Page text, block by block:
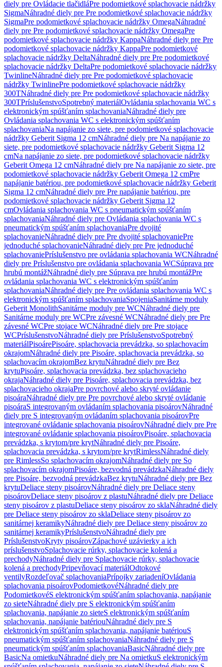
diely pre Ovládacie tlačidláPre podomietkové splachovacie nádržky
SigmaNáhradné diely pre Pre podomietkové splachovacie nádržky
SigmaPre podomietkové splachovacie nádržky OmegaNáhradné
diely pre Pre podomietkové splachovacie nádržky OmegaPre
podomietkové splachovacie nádržky KappaNáhradné diely pre Pre
podomietkové splachovacie nádržky KappaPre podomietkové
splachovacie nádržky DeltaNáhradné diely pre Pre podomietkové
splachovacie nádržky DeltaPre podomietkové splachovacie nádržky
TwinlineNáhradné diely pre Pre podomietkové splachovacie
nádržky TwinlinePre podomietkové splachovacie nádržky
300TNáhradné diely pre Pre podomietkové splachovacie nádržky
300TPríslušenstvoSpotrebný materiálOvládania splachovania WC s
elektronickým spúšťaním splachovaniaNáhradné diely pre
Ovládania splachovania WC s elektronickým spúšťaním
splachovaniaNa napájanie zo siete, pre podomietkové splachovacie
nádržky Geberit Sigma 12 cmNáhradné diely pre Na napájanie zo
siete, pre podomietkové splachovacie nádržky Geberit Sigma 12
cmNa napájanie zo siete, pre podomietkové splachovacie nádržky
Geberit Omega 12 cmNáhradné diely pre Na napájanie zo siete, pre
podomietkové splachovacie nádržky Geberit Omega 12 cmPre
napájanie batériou, pre podomietkové splachovacie nádržky Geberit
Sigma 12 cmNáhradné diely pre Pre napájanie batériou, pre
podomietkové splachovacie nádržky Geberit Sigma 12
cmOvládania splachovania WC s pneumatickým spúšťaním
splachovaniaNáhradné diely pre Ovládania splachovania WC s
pneumatickým spúšťaním splachovaniaPre dvojité
splachovanieNáhradné diely pre Pre dvojité splachovaniePre
jednoduché splachovanieNáhradné diely pre Pre jednoduché
splachovaniePríslušenstvo pre ovládania splachovania WCNáhradné
diely pre Príslušenstvo pre ovládania splachovania WCSúprava pre
hrubú montážNáhradné diely pre Súprava pre hrubú montážPre
ovládania splachovania WC s elektronickým spúšťaním
splachovaniaNáhradné diely pre Pre ovládania splachovania WC s
elektronickým spúšťaním splachovaniaSpojeniaSanitárne moduly
Geberit MonolithSanitárne moduly pre WCNáhradné diely pre
Sanitárne moduly pre WCPre závesné WCNáhradné diely pre Pre
závesné WCPre stojace WCNáhradné diely pre Pre stojace
WCPríslušenstvoNáhradné diely pre PríslušenstvoSpotrebný
materiálPisoárePisoáre, splachovacia prevádzka, so splachovacím
okrajomNáhradné diely pre Pisoáre, splachovacia prevádzka, so
splachovacím okrajomBez krytuNáhradné diely pre Bez
krytuPisoáre, splachovacia prevádzka, bez splachovacieho
okrajaNáhradné diely pre Pisoáre, splachovacia prevádzka, bez
splachovacieho okrajaPre povrchové alebo skryté ovládanie
pisoáraNáhradné diely pre Pre povrchové alebo skryté ovládanie
pisoáraS integrovaným ovládaním splachovania pisoárovNáhradné
diely pre S integrovaným ovládaním splachovania pisoárovPre
integrované ovládanie splachovania pisoárovNáhradné diely pre Pre
integrované ovládanie splachovania pisoárovPisoáre, splachovacia
prevádzka, s krytom/pre krytNáhradné diely pre Pisoáre,
splachovacia prevádzka, s krytom/pre krytRimlessNáhradné diely
pre RimlessSo splachovacím okrajomNáhradné diely pre So
splachovacím okrajomPisoáre, bezvodná prevádzkaNáhradné diely
pre Pisoáre, bezvodná prevádzkaBez krytuNáhradné diely pre Bez
krytuDeliace steny pisoárovNáhradné diely pre Deliace steny
pisoárovDeliace steny pisoárov z plastuNáhradné diely pre Deliace
steny pisoárov z plastuDeliace steny pisoárov zo sklaNáhradné diely
pre Deliace steny pisoárov zo sklaDeliace steny pisoárov zo
sanitárnej keramikyNáhradné diely pre Deliace steny pisoárov zo
sanitárnej keramikyPríslušenstvoNáhradné diely pre
PríslušenstvoKryty pisoárovZápachové uzávierky a ich
príslušenstvoSplachovacie rúrky, splachovacie kolená a
prechodyNáhradné diely pre Splachovacie rúrky, splachovacie
kolená a prechodyPripevňovací materiálOdtokové
ventilyRozdeľovač splachovaniaPrípojky zariadeníOvládania
splachovania pisoárovPodomietkovéNáhradné diely pre
PodomietkovéS elektronickým spúšťaním splachovania, napájanie
zo sieteNáhradné diely pre S elektronickým spúšťaním
splachovania, napájanie zo sieteS elektronickým spúšťaním
splachovania, napájanie batériouNáhradné diely pre S
elektronickým spúšťaním splachovania, napájanie batériouS
pneumatickým spúšťaním splachovaniaNáhradné diely pre S
pneumatickým spúšťaním splachovaniaBasicNáhradné diely pre
BasicNa omietkuNáhradné diely pre Na omietkuS elektronickým